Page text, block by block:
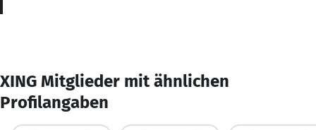
XING Mitglieder mit ähnlichen
Profilangaben